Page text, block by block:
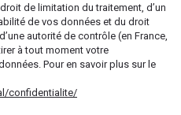
de limitation du traitement, d’un
de vos données et du droit
autorité de contrôle (en France,
à tout moment votre
Pour en savoir plus sur le
confidentialite/